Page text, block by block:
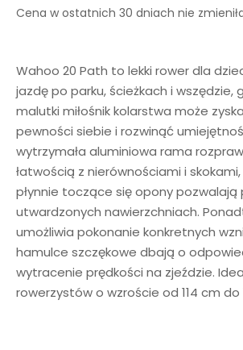
Cena w ostatnich 30 dniach nie
Wahoo 20 Path to lekki rower dla
jazdę po parku, ścieżkach i wszędzie,
malutki miłośnik kolarstwa może
pewności siebie i rozwinąć
wytrzymała aluminiowa rama
łatwością z nierównościami i
płynnie toczące się opony pozwalają
utwardzonych nawierzchniach.
umożliwia pokonanie konkretnych
hamulce szczękowe dbają o
wytracenie prędkości na zjeździe.
rowerzystów o wzroście od 114 cm do